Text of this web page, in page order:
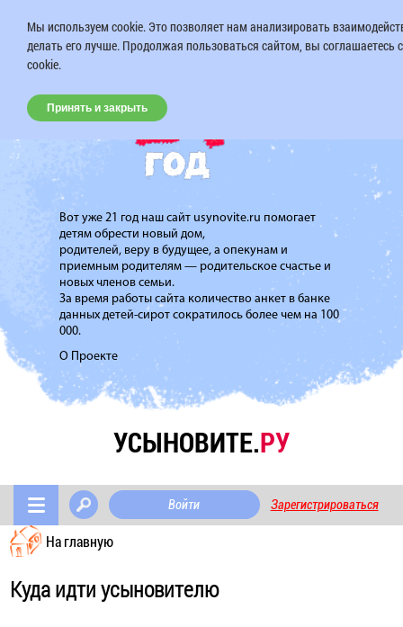
Вот уже 21 год наш сайт usynovite.ru помогает
детям обрести новый дом,
родителей, веру в будущее, а опекунам и
приемным родителям — родительское счастье и
новых членов семьи.
За время работы сайта количество анкет в банке
данных детей-сирот сократилось более чем на 100
000.
О Проекте
УСЫНОВИТЕ.РУ
Войти Зарегистрироваться
На главную
Куда идти усыновителю
Мы используем cookie. Это позволяет нам анализировать
делать его лучше. Продолжая пользоваться сайтом, вы соглашаетесь
cookie.
Принять и закрыть